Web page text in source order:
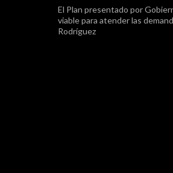
El Plan presentado por
viable para atender las
Rodríguez